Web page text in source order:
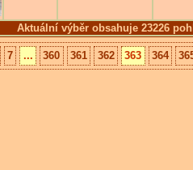
Aktuální výběr obsahuje 23226
7 ... 360 361 362 363 364